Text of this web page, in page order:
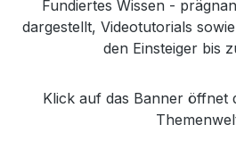
Fundiertes Wissen -
dargestellt, Videotutorials
den Einsteiger bis
Klick auf das Banner öffnet